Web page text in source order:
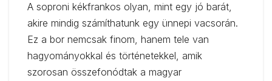
A soproni kékfrankos olyan, mint egy jó barát,
akire mindig számíthatunk egy ünnepi vacsorán.
Ez a bor nemcsak finom, hanem tele van
hagyományokkal és történetekkel, amik
szorosan összefonódtak a magyar